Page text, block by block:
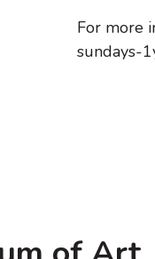
For more
sundays-